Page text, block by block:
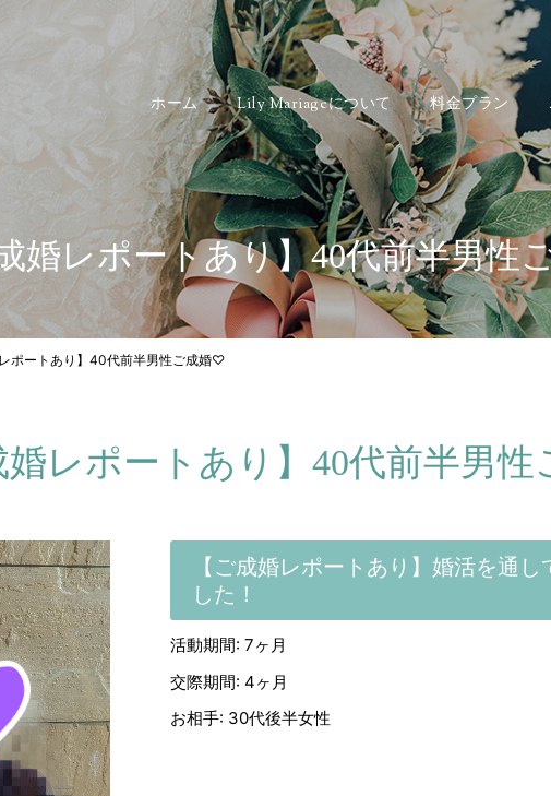
成婚レポートあり】40代前半男性
レポートあり】40代前半男性ご成婚♡
婚レポートあり】40代前半男
【ご成婚レポートあり】婚活を通
した！
活動期間: 7ヶ月
交際期間: 4ヶ月
お相手: 30代後半女性
ホーム Lily Mariageについて 料金プラン